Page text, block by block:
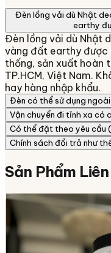
Đèn lồng vải dù Nhật
earthy
Đèn lồng vải dù Nhật
vàng đất earthy được
thống, sản xuất hoàn
TP.HCM, Việt Nam.
hay hàng nhập khẩu.
Đèn có thể sử dụng
Vận chuyển đi tỉnh xa có
Có thể đặt theo yêu cầu
Chính sách đổi trả như
Sản Phẩm